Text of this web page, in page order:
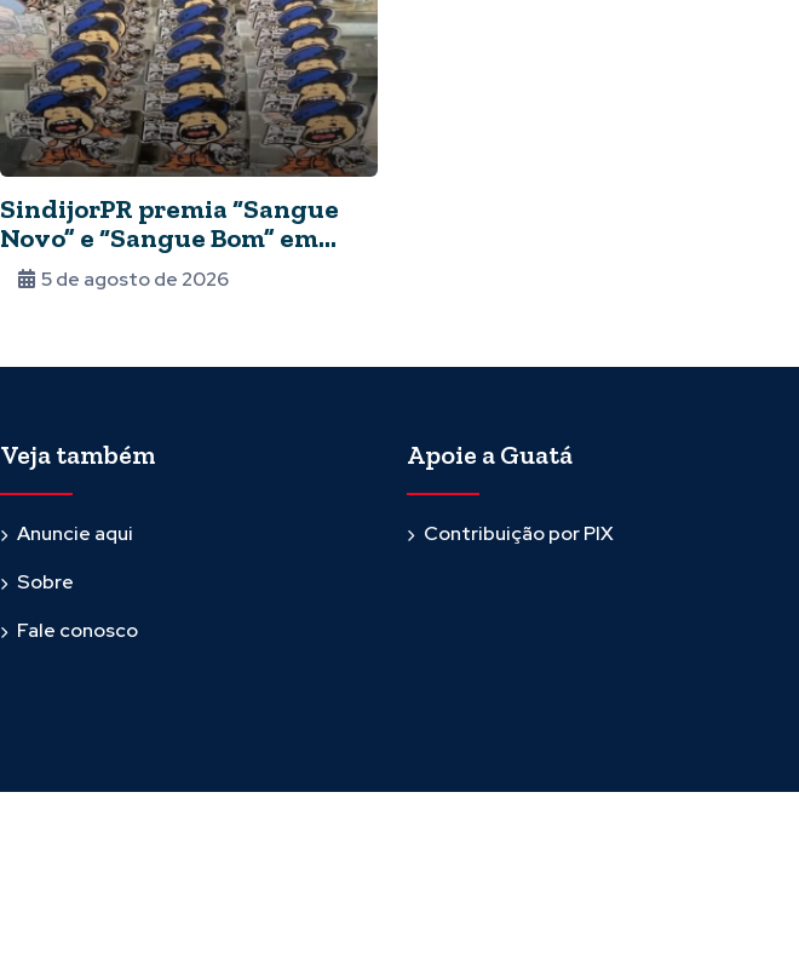
SindijorPR premia “Sangue
Novo” e “Sangue Bom” em
cerimônia no dia 07
5 de agosto de 2026
Veja também
Anuncie aqui
Sobre
Fale conosco
Apoie a Guatá
Contribuição por PIX